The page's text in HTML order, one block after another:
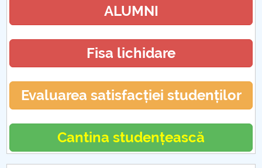
ALUMNI
Fisa lichidare
Evaluarea satisfacției studenților
Cantina studențească